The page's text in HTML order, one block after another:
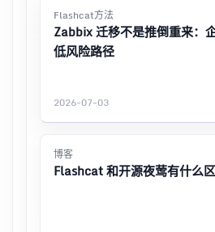
Flashcat方法
Zabbix 迁移不是推倒重来：
低风险路径
2026-07-03
博客
Flashcat 和开源夜莺有什么区